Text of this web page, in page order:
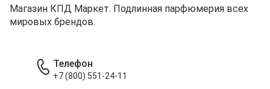
Магазин КПД Маркет. Подлинная парфюмерия всех
мировых брендов.
Телефон
+7 (800) 551-24-11